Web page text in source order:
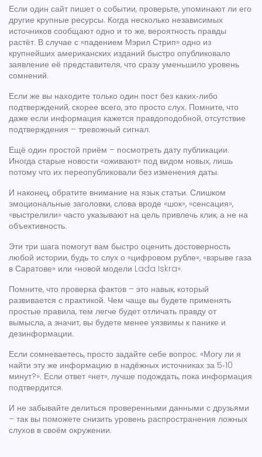
Если один сайт пишет о событии, проверьте, упоминают ли его
другие крупные ресурсы. Когда несколько независимых
источников сообщают одно и то же, вероятность правды
растёт. В случае с «падением Мэрил Стрип» одно из
крупнейших американских изданий быстро опубликовало
заявление её представителя, что сразу уменьшило уровень
сомнений.
Если же вы находите только один пост без каких‑либо
подтверждений, скорее всего, это просто слух. Помните, что
даже если информация кажется правдоподобной, отсутствие
подтверждения – тревожный сигнал.
Ещё один простой приём – посмотреть дату публикации.
Иногда старые новости «оживают» под видом новых, лишь
потому что их переопубликовали без изменения даты.
И наконец, обратите внимание на язык статьи. Слишком
эмоциональные заголовки, слова вроде «шок», «сенсация»,
«выстрелили» часто указывают на цель привлечь клик, а не на
объективность.
Эти три шага помогут вам быстро оценить достоверность
любой истории, будь то слух о «цифровом рубле», «взрыве газа
в Саратове» или «новой модели Lada Iskra».
Помните, что проверка фактов – это навык, который
развивается с практикой. Чем чаще вы будете применять
простые правила, тем легче будет отличать правду от
вымысла, а значит, вы будете менее уязвимы к панике и
дезинформации.
Если сомневаетесь, просто задайте себе вопрос: «Могу ли я
найти эту же информацию в надёжных источниках за 5‑10
минут?». Если ответ «нет», лучше подождать, пока информация
подтвердится.
И не забывайте делиться проверенными данными с друзьями
– так вы поможете снизить уровень распространения ложных
слухов в своём окружении.